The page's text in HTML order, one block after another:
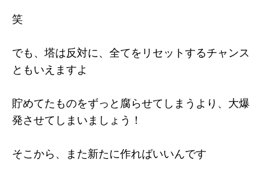
笑
でも、塔は反対に、全てをリセットするチャンス
ともいえますよ
貯めてたものをずっと腐らせてしまうより、大爆
発させてしまいましょう！
そこから、また新たに作ればいいんです